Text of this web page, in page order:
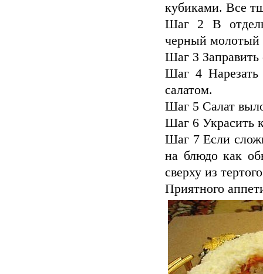
кубиками. Все
Шаг 2 В
черный молотый
Шаг 3 Заправить
Шаг 4
салатом.
Шаг 5 Салат
Шаг 6 Украсить
Шаг 7 Если
на блюдо как
сверху из
Приятного